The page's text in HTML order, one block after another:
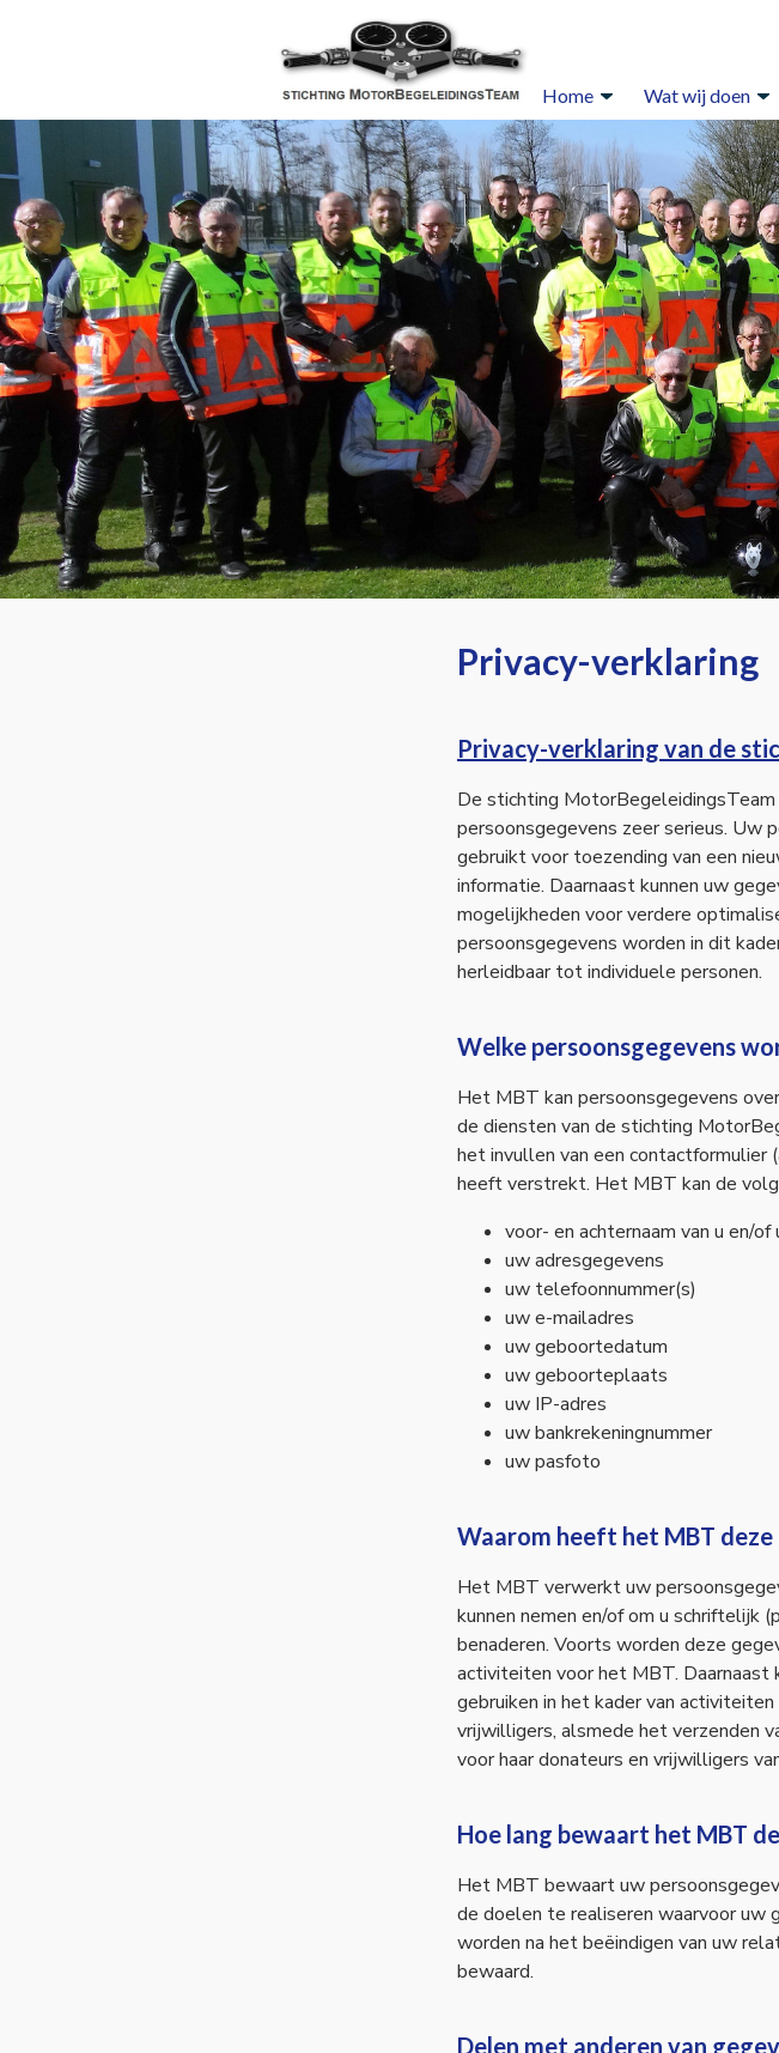
Home Wat wij doen
Privacy-verklaring
Privacy-verklaring van de
De stichting
persoonsgegevens zeer serieus. Uw
gebruikt voor toezending van een
informatie. Daarnaast kunnen uw
mogelijkheden voor verdere
persoonsgegevens worden in dit
herleidbaar tot individuele personen.
Welke persoonsgegevens
Het MBT kan persoonsgegevens
de diensten van de stichting
het invullen van een
heeft verstrekt. Het MBT kan de
voor- en achternaam van u en/
uw adresgegevens
uw telefoonnummer(s)
uw e-mailadres
uw geboortedatum
uw geboorteplaats
uw IP-adres
uw bankrekeningnummer
uw pasfoto
Waarom heeft het MBT deze
Het MBT verwerkt uw
kunnen nemen en/of om u schriftelijk
benaderen. Voorts worden deze
activiteiten voor het MBT.
gebruiken in het kader van
vrijwilligers, alsmede het verzenden
voor haar donateurs en vrijwilligers
Hoe lang bewaart het MBT
Het MBT bewaart uw
de doelen te realiseren waarvoor uw
worden na het beëindigen van uw
bewaard.
Delen met anderen van